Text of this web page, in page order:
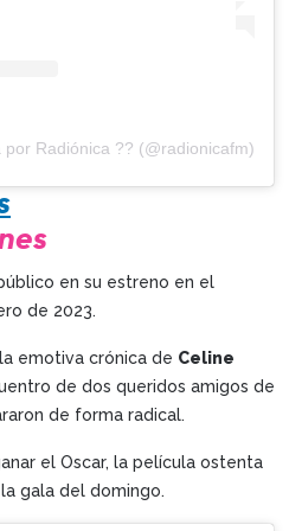
Radiónica ?? (@radionicafm)
en su estreno en el
de 2023.
emotiva crónica de Celine
de dos queridos amigos de
de forma radical.
el Oscar, la película ostenta
gala del domingo.